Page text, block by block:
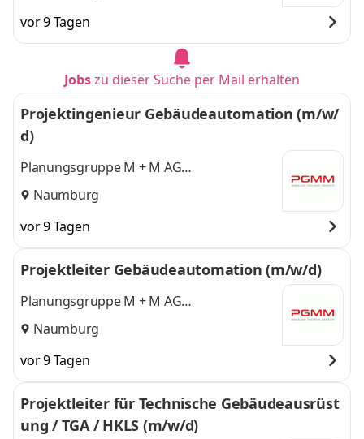
vor 9 Tagen
Jobszu dieser Suche per Mail erhalten
Projektingenieur Gebäudeautomation (m/w/
d)
Planungsgruppe M + M AG
Ingenieurgesellschaft für Gebäudetechnik
Naumburg
vor 9 Tagen
Projektleiter Gebäudeautomation (m/w/d)
Planungsgruppe M + M AG
Ingenieurgesellschaft für Gebäudetechnik
Naumburg
vor 9 Tagen
Projektleiter für Technische Gebäudeausrüst
ung / TGA / HKLS (m/w/d)